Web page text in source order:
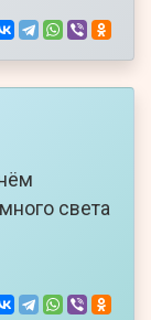
света